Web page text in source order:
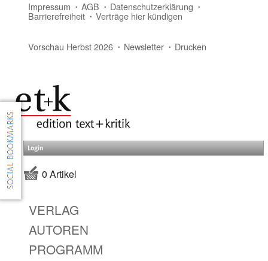
Impressum AGB Datenschutzerklärung
Barrierefreiheit Verträge hier kündigen
Vorschau Herbst 2026 Newsletter Drucken
Login
0 Artikel
VERLAG
AUTOREN
PROGRAMM